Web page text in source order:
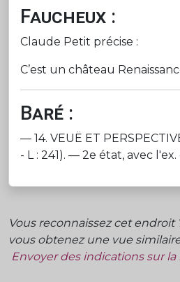
Faucheux :
Claude Petit précise :
C’est un château
Baré :
— 14. VEUË ET
- L : 241). — 2e état, avec
Vous reconnaissez cet
vous obtenez une vue
Envoyer des indications sur